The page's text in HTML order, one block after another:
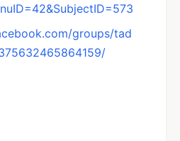
groups/tad